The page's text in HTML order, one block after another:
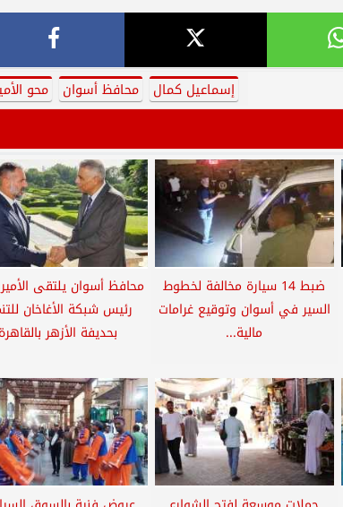
إسماعيل كمال محافظ أسوان محو
ضبط 14 سيارة مخالفة لخطوط
السير في أسوان وتوقيع غرامات
مالية...
محافظ أسوان يلتقى
رئيس شبكة الأغاخان
بحديفة الأزهر